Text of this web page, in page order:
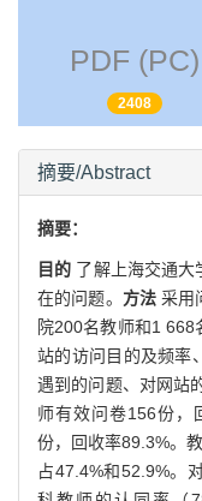
PDF (PC)
摘要：
目的了解上海交通大
在的问题。方法 采
院200名教师和1 668
站的访问目的及频率
遇到的问题、对网站
师有效问卷156份，
份，回收率89.3%。